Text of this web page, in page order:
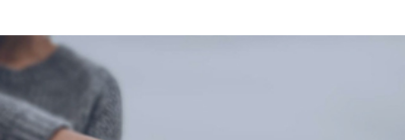
Publications
Contact